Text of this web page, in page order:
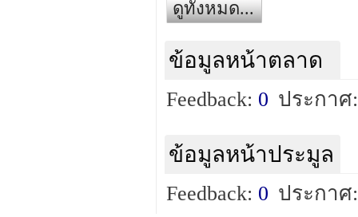
ดูทั้งหมด...
ข้อมูลหน้าตลาด
Feedback: 0 ประกาศ
ข้อมูลหน้าประมูล
Feedback: 0 ประกาศ